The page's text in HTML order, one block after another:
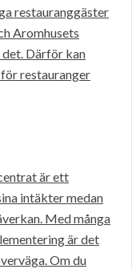
restauranggäster
Aromhusets
Därför kan
restauranger
är ett
intäkter medan
Med många
är det
Om du